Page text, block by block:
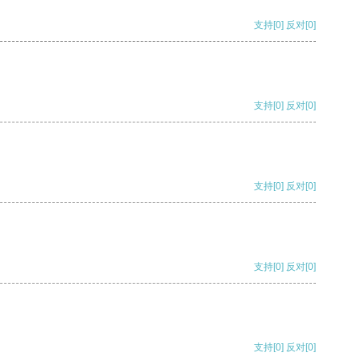
支持[0] 反对[0]
支持[0] 反对[0]
支持[0] 反对[0]
支持[0] 反对[0]
支持[0] 反对[0]